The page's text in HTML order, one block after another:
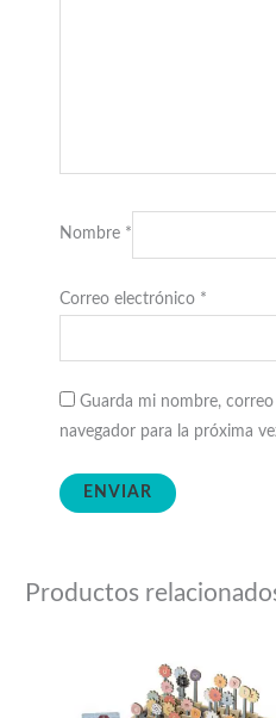
Nombre *
Correo electrónico *
Guarda mi nombre,
navegador para la próxima
Productos